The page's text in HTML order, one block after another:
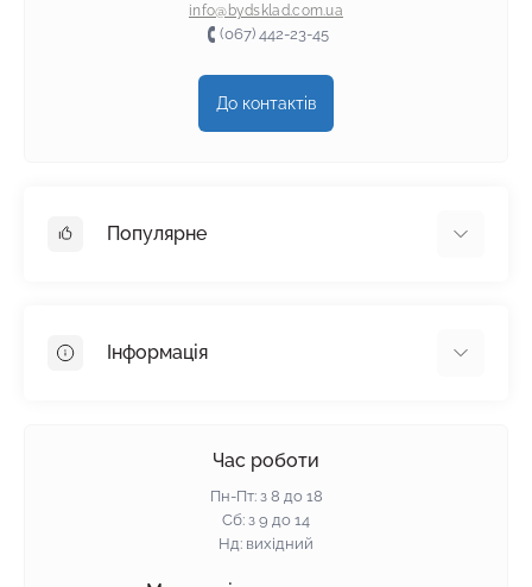
info@bydsklad.com.ua
(067) 442-23-45
До контактів
Популярне
Пінопласт
Інформація
Гарантія та повернення
Політика конфіденційності
Час роботи
Пн-Пт: з 8 до 18
Сб: з 9 до 14
Нд: вихідний